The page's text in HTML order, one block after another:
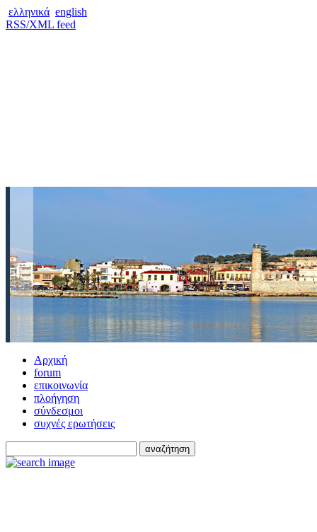
ελληνικά english
RSS/XML feed
Αρχική
forum
επικοινωνία
πλοήγηση
σύνδεσμοι
συχνές ερωτήσεις